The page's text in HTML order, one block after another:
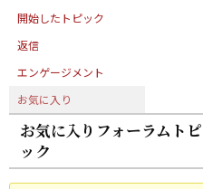
開始したトピック
返信
エンゲージメント
お気に入り
お気に入りフォーラムトピ
ック